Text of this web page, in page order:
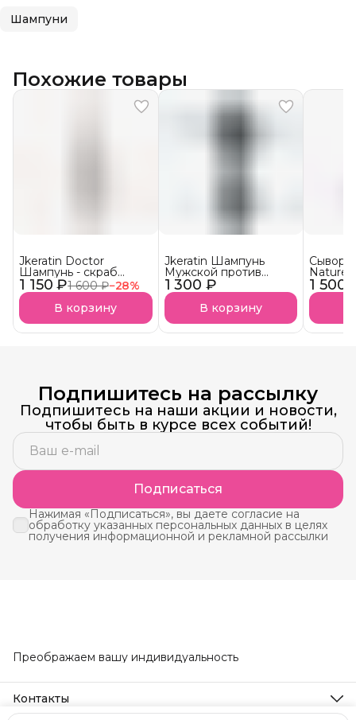
Шампуни
Похожие товары
1 150 ₽1 600 ₽−28%
Jkeratin Doctor
Шампунь - скраб
Doctor СКОРО В
НАЛИЧИИ!
В корзину
1 300 ₽
Jkeratin Шампунь
Мужской против
выпадения волос
JMan СКОРО В
НАЛИЧИИ!В корзину
1 500
Nature
волос
Подпишитесь на рассылку
Подпишитесь на наши акции и новости,
чтобы быть в курсе всех событий!
Подписаться
Нажимая «Подписаться», вы даете согласие на
обработку указанных персональных данных в целях
получения информационной и рекламной рассылки
Преображаем вашу индивидуальность
Контакты